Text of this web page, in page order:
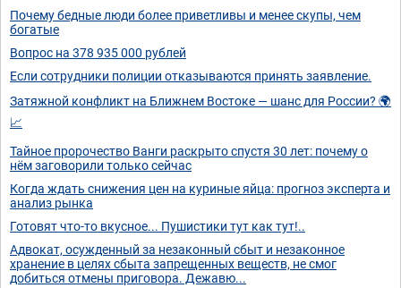
Почему бедные люди более приветливы и менее скупы, чем
богатые
Вопрос на 378 935 000 рублей
Если сотрудники полиции отказываются принять заявление.
Затяжной конфликт на Ближнем Востоке — шанс для России? 🌍
📈
Тайное пророчество Ванги раскрыто спустя 30 лет: почему о
нём заговорили только сейчас
Когда ждать снижения цен на куриные яйца: прогноз эксперта и
анализ рынка
Готовят что-то вкусное... Пушистики тут как тут!..
Адвокат, осужденный за незаконный сбыт и незаконное
хранение в целях сбыта запрещенных веществ, не смог
добиться отмены приговора. Дежавю...